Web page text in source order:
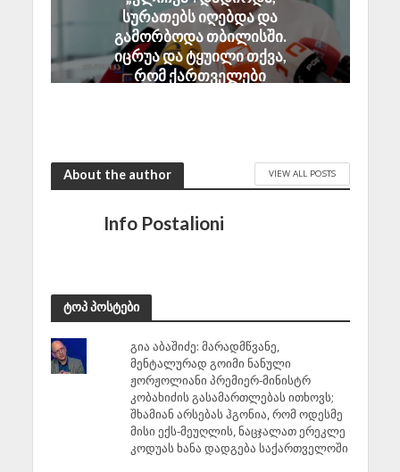
სურათებს იღებდა და
გამორბოდა თბილისში.
იცრუა და ტყუილი თქვა,
რომ ქართველები
About the author VIEW ALL POSTS
Info Postalioni
ტოპ პოსტები
გია აბაშიძე: მარადმწვანე,
მენტალურად გოიმი ნანული
ჟორჟოლიანი პრემიერ-მინისტრ
კობახიძის გასამართლებას ითხოვს;
შხამიან არსებას ჰგონია, რომ ოდესმე
მისი ექს-მეუღლის, ნაცჯალათ ერეკლე
კოდუას ხანა დადგება საქართველოში